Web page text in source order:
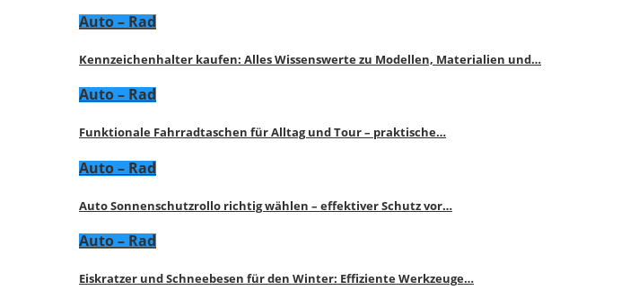
Auto – Rad
Kennzeichenhalter kaufen: Alles Wissenswerte zu Modellen, Materialien und…
Auto – Rad
Funktionale Fahrradtaschen für Alltag und Tour – praktische…
Auto – Rad
Auto Sonnenschutzrollo richtig wählen – effektiver Schutz vor…
Auto – Rad
Eiskratzer und Schneebesen für den Winter: Effiziente Werkzeuge…